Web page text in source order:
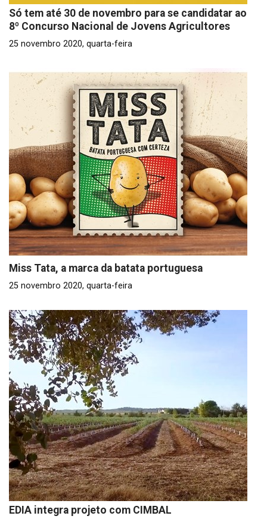
Só tem até 30 de novembro para se candidatar ao
8º Concurso Nacional de Jovens Agricultores
25 novembro 2020, quarta-feira
Miss Tata, a marca da batata portuguesa
25 novembro 2020, quarta-feira
EDIA integra projeto com CIMBAL